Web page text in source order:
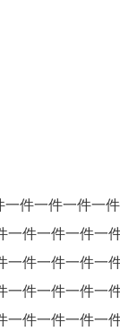
件一件一件一
件一件一件一
件一件一件一
件一件一件一
件一件一件一